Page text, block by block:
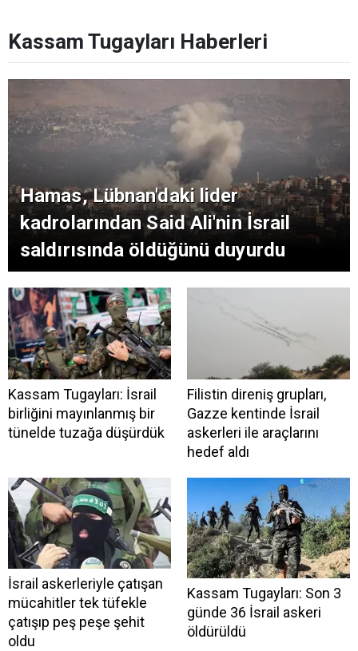
Kassam Tugayları Haberleri
Hamas, Lübnan'daki lider
kadrolarından Said Ali'nin İsrail
saldırısında öldüğünü duyurdu
Kassam Tugayları: İsrail
birliğini mayınlanmış bir
tünelde tuzağa düşürdük
Filistin direniş grupları,
Gazze kentinde İsrail
askerleri ile araçlarını
hedef aldı
İsrail askerleriyle çatışan
mücahitler tek tüfekle
çatışıp peş peşe şehit
oldu
Kassam Tugayları: Son 3
günde 36 İsrail askeri
öldürüldü